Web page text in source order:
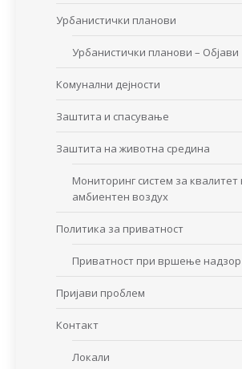
Урбанистички планови
Урбанистички планови – Објави
Комунални дејности
Заштита и спасување
Заштита на животна средина
Мониторинг систем за квалитет
амбиентен воздух
Политика за приватност
Приватност при вршење надзор
Пријави проблем
Контакт
Локали